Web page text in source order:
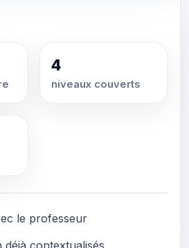
4
niveaux couverts
le professeur
déjà contextualisés